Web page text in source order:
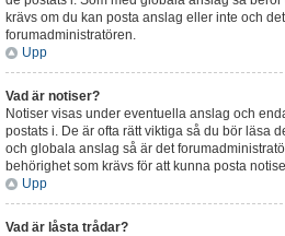
krävs om du kan posta anslag eller inte och
forumadministratören.
Upp
Vad är notiser?
Notiser visas under eventuella anslag och
postats i. De är ofta rätt viktiga så du bör läsa
och globala anslag så är det
behörighet som krävs för att kunna posta
Upp
Vad är låsta trådar?